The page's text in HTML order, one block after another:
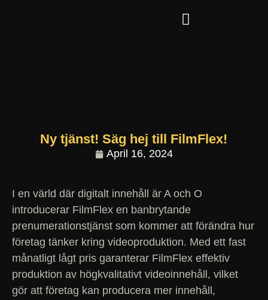
Ny tjänst! Säg hej till FilmFlex!
April 16, 2024
I en värld där digitalt innehåll är A och O
introducerar FilmFlex en banbrytande
prenumerationstjänst som kommer att förändra hur
företag tänker kring videoproduktion. Med ett fast
månatligt lågt pris garanterar FilmFlex effektiv
produktion av högkvalitativt videoinnehåll, vilket
gör att företag kan producera mer innehåll,